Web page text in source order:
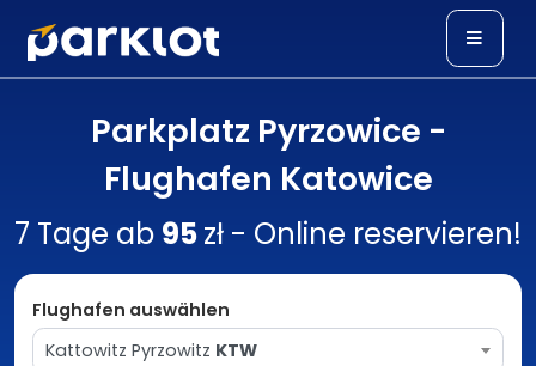
Parkplatz Pyrzowice -
Flughafen Katowice
7 Tage ab 95zł - Online reservieren!
Flughafen auswählen
Kattowitz Pyrzowitz KTW